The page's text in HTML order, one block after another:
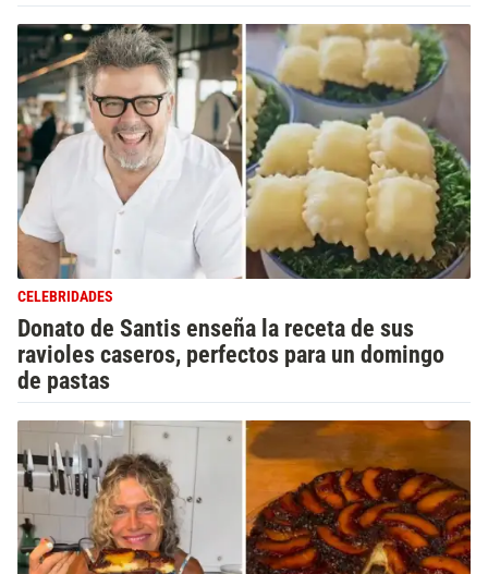
CELEBRIDADES
Donato de Santis enseña la receta de sus
ravioles caseros, perfectos para un domingo
de pastas